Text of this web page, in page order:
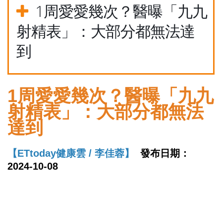
1周愛愛幾次？醫曝「九九
射精表」：大部分都無法達
到
1周愛愛幾次？醫曝「九九
射精表」：大部分都無法
達到
【ETtoday健康雲 / 李佳蓉】
發布日期：
2024-10-08